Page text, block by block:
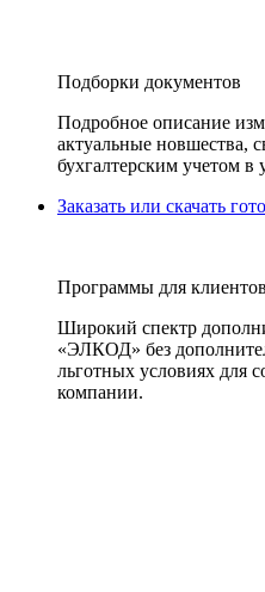
Подборки документов
Подробное описание
актуальные новшества,
бухгалтерским учетом в
Заказать или скачать
Программы для клиентов
Широкий спектр
«ЭЛКОД» без
льготных условиях для
компании.